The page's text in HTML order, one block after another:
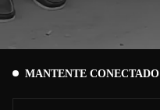
MANTENTE CONECTADO